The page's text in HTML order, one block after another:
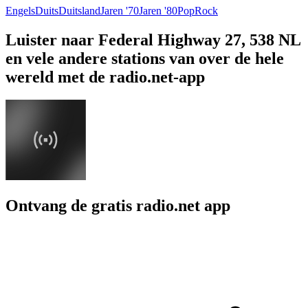
EngelsDuitsDuitslandJaren '70Jaren '80PopRock
Luister naar Federal Highway 27, 538 NL
en vele andere stations van over de hele
wereld met de radio.net-app
Ontvang de gratis radio.net app